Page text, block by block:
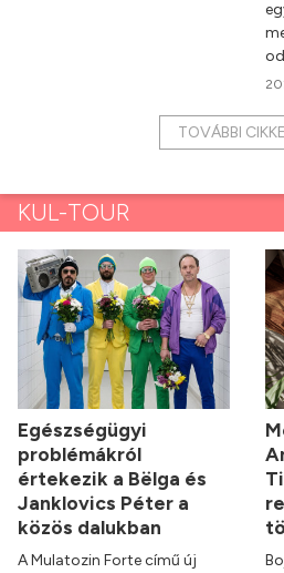
TOVÁBBI
KUL-TOUR
Egészségügyi
problémákról
értekezik a Bëlga és
Janklovics Péter a
közös dalukban
A Mulatozin Forte című új